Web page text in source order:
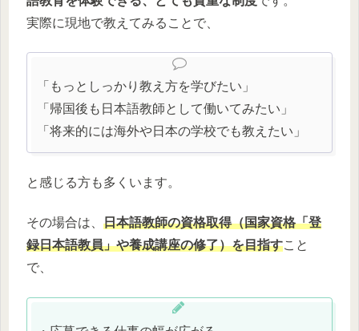
実際に現地で教えてみることで、
「もっとしっかり教え方を学びたい」
「帰国後も日本語教師として働いてみたい」
「将来的には海外や日本の学校でも教えたい」
と感じる方も多くいます。
その場合は、 日本語教師の資格取得（国家資格「登
録日本語教員」や養成講座の修了）を目指すこと
で、